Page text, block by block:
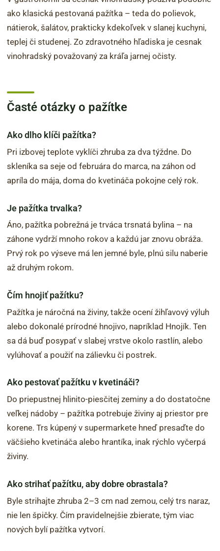
ako klasická pestovaná pažítka – teda do polievok,
nátierok, šalátov, prakticky kdekoľvek v slanej kuchyni,
teplej či studenej. Zo zdravotného hľadiska je cesnak
vinohradský považovaný za kráľa jarnej očisty.
Časté otázky o pažítke
Ako dlho klíči pažítka?
Pri izbovej teplote vyklíči zhruba za dva týždne. Do
skleníka sa seje od februára do marca, na záhon od
apríla do mája, doma do kvetináča pokojne celý rok.
Je pažítka trvalka?
Áno, pažítka pobrežná je trváca trsnatá bylina – na
záhone vydrží mnoho rokov a každú jar znovu obráža.
Prvý rok po výseve má len jemné byle, plnú silu naberie
až druhým rokom.
Čím hnojiť pažítku?
Pažítka je náročná na živiny, takže ocení žihľavový výluh
alebo dokonalé prírodné hnojivo, napríklad Hnojík. Ten
sa dá buď posypať v slabej vrstve okolo rastlín, alebo
vylúhovať a použiť na zálievku či postrek.
Ako pestovať pažítku v kvetináči?
Do priepustnej hlinito-piesčitej zeminy a do dostatočne
veľkej nádoby – pažítka potrebuje živiny aj priestor pre
korene. Trs kúpený v supermarkete hneď presaďte do
väčšieho kvetináča alebo hrantíka, inak rýchlo vyčerpá
živiny.
Ako strihať pažítku, aby dobre obrastala?
Byle strihajte zhruba 2–3 cm nad zemou, celý trs naraz,
nie len špičky. Čím pravidelnejšie zbierate, tým viac
nových bylí pažítka vytvorí.